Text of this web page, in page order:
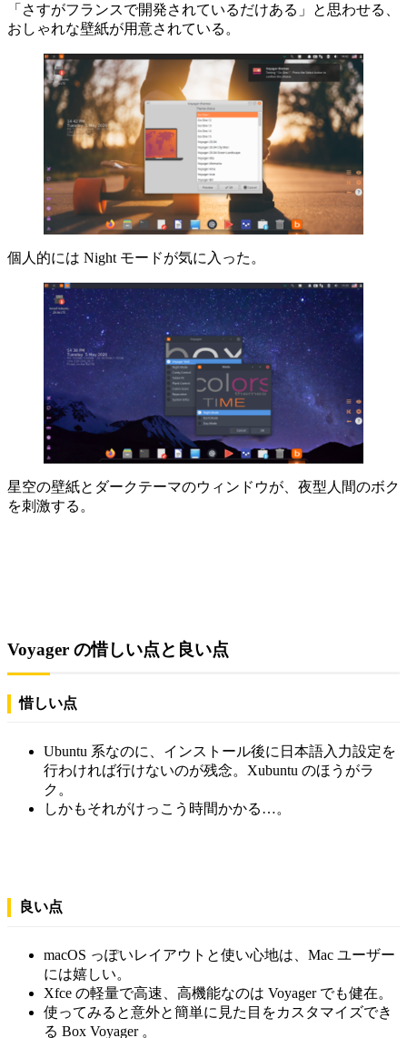
「さすがフランスで開発されているだけある」と思わせる、
おしゃれな壁紙が用意されている。
個人的には Night モードが気に入った。
星空の壁紙とダークテーマのウィンドウが、夜型人間のボク
を刺激する。
Voyager の惜しい点と良い点
惜しい点
Ubuntu 系なのに、インストール後に日本語入力設定を
行わければ行けないのが残念。Xubuntu のほうがラ
ク。
しかもそれがけっこう時間かかる…。
良い点
macOS っぽいレイアウトと使い心地は、Mac ユーザー
には嬉しい。
Xfce の軽量で高速、高機能なのは Voyager でも健在。
使ってみると意外と簡単に見た目をカスタマイズでき
る Box Voyager 。